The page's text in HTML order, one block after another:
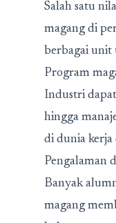
Salah satu
magang di
berbagai unit
Program
Industri
hingga
di dunia kerja
Pengalaman
Banyak
magang